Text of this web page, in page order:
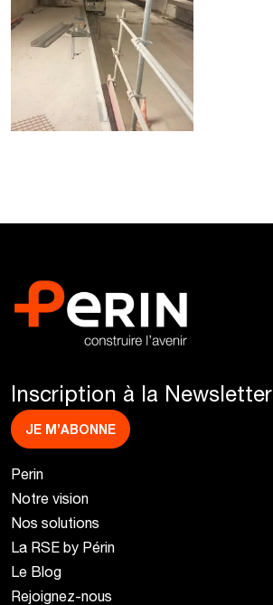
Inscription à la Newsletter
JE M’ABONNE
Perin
Notre vision
Nos solutions
La RSE by Périn
Le Blog
Rejoignez-nous